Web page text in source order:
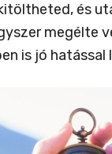
és
megélte
is jó hatással